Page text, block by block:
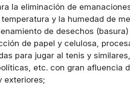
la eliminación de
y la humedad de
de desechos
de papel y celulosa,
para jugar al tenis y
etc. con gran afluencia
exteriores;